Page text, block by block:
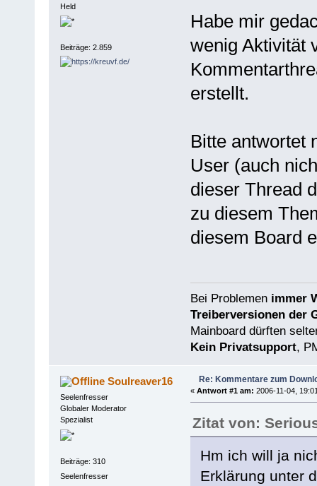
Held
Beiträge: 2.859
Habe mir
wenig Aktivität
erstellt.
Bitte antwortet
User (auch
dieser Thread
zu diesem
diesem Board
Bei Problemen immer
Treiberversionen der
Mainboard dürften
Kein Privatsupport,
Soulreaver16
Seelenfresser
Globaler Moderator
Spezialist
Beiträge: 310
Seelenfresser
Re: Kommentare zum
« Antwort #1 am: 2006-11-04,
Zitat von:
Hm ich will ja
Erklärung unter